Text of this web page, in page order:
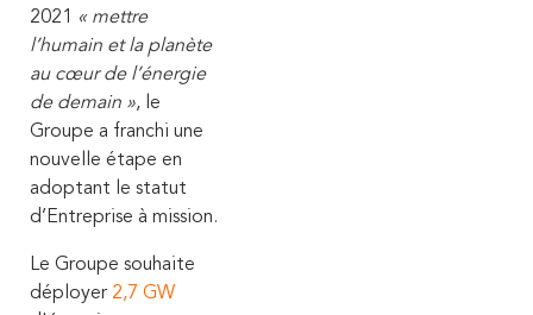
2021
« mettre
l’humain et la planète
au cœur de l’énergie
de demain », le
Groupe a franchi une
nouvelle étape en
adoptant le statut
d’Entreprise à mission.
Le Groupe souhaite
déployer 2,7 GW